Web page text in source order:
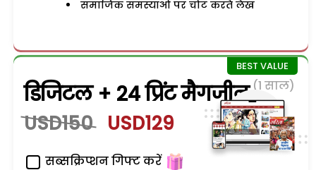
समाजिक समस्याओं पर चोट करते लेख
डिजिटल + 24 प्रिंट मैगजीन (1 साल)
USD150 USD129
सब्सक्रिप्शन गिफ्ट करें